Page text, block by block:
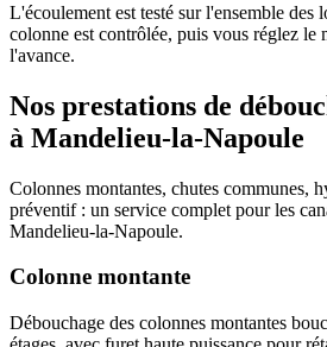
L'écoulement est testé sur l'ensemble des
colonne est contrôlée, puis vous réglez le
l'avance.
Nos prestations de
à Mandelieu-la-Napoule
Colonnes montantes, chutes communes,
préventif : un service complet pour les
Mandelieu-la-Napoule.
Colonne montante
Débouchage des colonnes montantes